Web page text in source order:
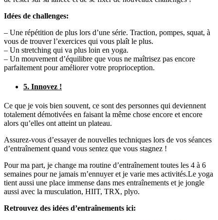
Idées de challenges:
– Une répétition de plus lors d’une série. Traction, pompes, squat, à
vous de trouver l’exercices qui vous plaît le plus.
– Un stretching qui va plus loin en yoga.
– Un mouvement d’équilibre que vous ne maîtrisez pas encore
parfaitement pour améliorer votre proprioception.
5. Innovez !
Ce que je vois bien souvent, ce sont des personnes qui deviennent
totalement démotivées en faisant la même chose encore et encore
alors qu’elles ont atteint un plateau.
Assurez-vous d’essayer de nouvelles techniques lors de vos séances
d’entraînement quand vous sentez que vous stagnez !
Pour ma part, je change ma routine d’entraînement toutes les 4 à 6
semaines pour ne jamais m’ennuyer et je varie mes activités.Le yoga
tient aussi une place immense dans mes entraînements et je jongle
aussi avec la musculation, HIIT, TRX, plyo.
Retrouvez des idées d’entraînements ici: